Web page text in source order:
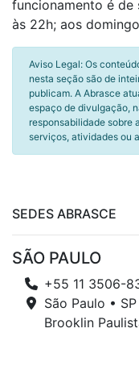
funcionamento é de
às 22h; aos
Aviso Legal: Os
nesta seção são de
publicam. A Abrasce
espaço de divulgação,
responsabilidade sobre
serviços, atividades ou
SEDES ABRASCE
SÃO PAULO
+55 11 3506-
São Paulo •
Brooklin